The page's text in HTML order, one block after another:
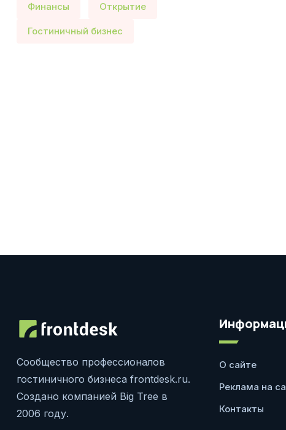
Финансы Открытие
Гостиничный бизнес
Сообщество профессионалов
гостиничного бизнеса frontdesk.ru.
Создано компанией Big Tree в
2006 году.
О сайте
Реклама на
Контакты